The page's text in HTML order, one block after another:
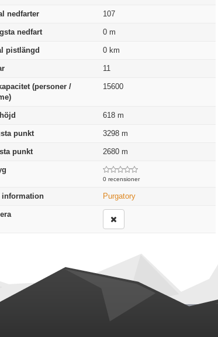
nedfarter 107
nedfart 0 m
pistlängd 0 km
11
(personer /
15600
618 m
punkt 3298 m
punkt 2680 m
0 recensioner
information Purgatory